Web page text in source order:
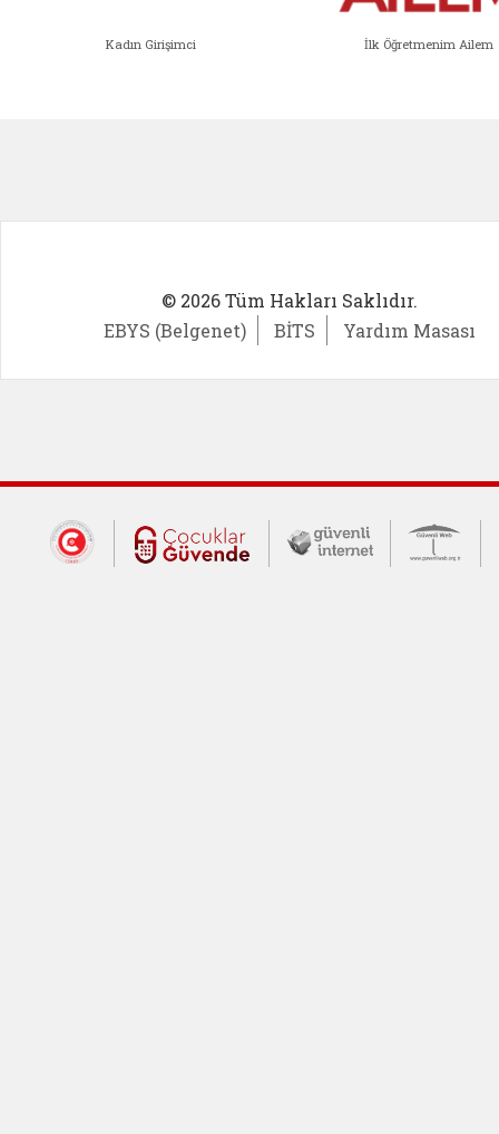
Kadın Girişimci İlk Öğretmenim Ailem
© 2026 Tüm Hakları Saklıdır.
EBYS (Belgenet)
BİTS Yardım Masası
Dış Bağlantılar
Cumhurbaşkanlığı İletişim Merkezi
Çocuklar Güvende (yeni
Güvenli